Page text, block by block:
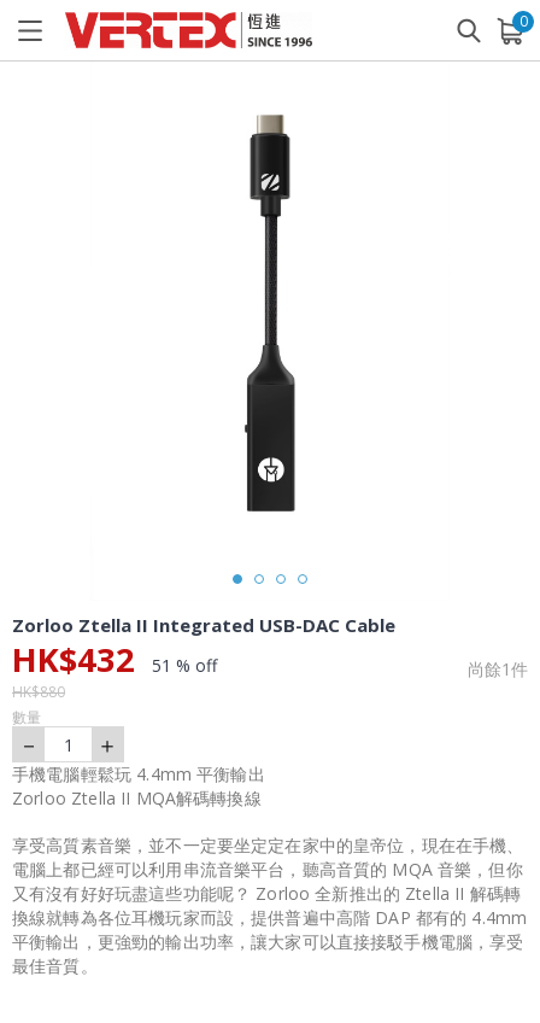
0
已加入購物車 查看
Zorloo Ztella II Integrated USB-DAC Cable
HK$432 51 % off 尚餘1件
HK$880
數量
－ 1 ＋
手機電腦輕鬆玩 4.4mm 平衡輸出
Zorloo Ztella II MQA解碼轉換線
享受高質素音樂，並不一定要坐定定在家中的皇帝位，現在在手機、
電腦上都已經可以利用串流音樂平台，聽高音質的 MQA 音樂，但你
又有沒有好好玩盡這些功能呢？ Zorloo 全新推出的 Ztella II 解碼轉
換線就轉為各位耳機玩家而設，提供普遍中高階 DAP 都有的 4.4mm
平衡輸出，更強勁的輸出功率，讓大家可以直接接駁手機電腦，享受
最佳音質。